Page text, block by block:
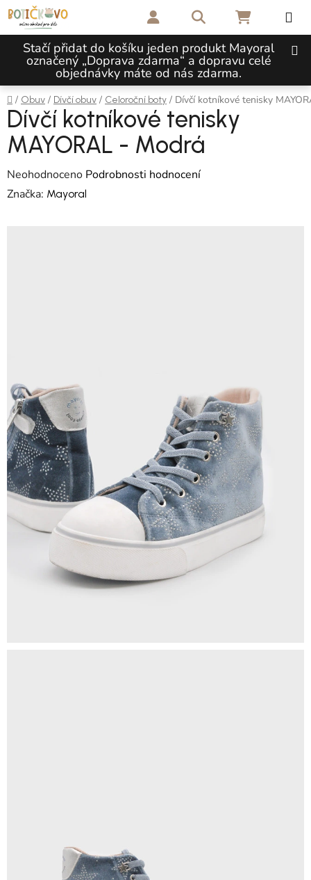
Přejít na obsah
Stačí přidat do košíku jeden produkt Mayoral
označený „Doprava zdarma“ a dopravu celé
objednávky máte od nás zdarma.
Hledat NÁKUPNÍ
Domů
/ Obuv / Dívčí obuv / Celoroční boty / Dívčí kotníkové tenisky
Dívčí kotníkové tenisky
MAYORAL - Modrá
Průměrné hodnocení produktu je 0,0 z 5 hvězdiček.
Neohodnoceno Podrobnosti hodnocení
Značka: Mayoral